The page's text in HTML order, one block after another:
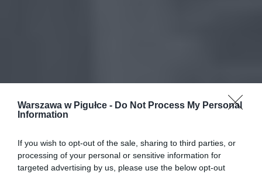
Warszawa w Pigułce - Do Not Process My Personal
Information
If you wish to opt-out of the sale, sharing to third parties, or
processing of your personal or sensitive information for
targeted advertising by us, please use the below opt-out